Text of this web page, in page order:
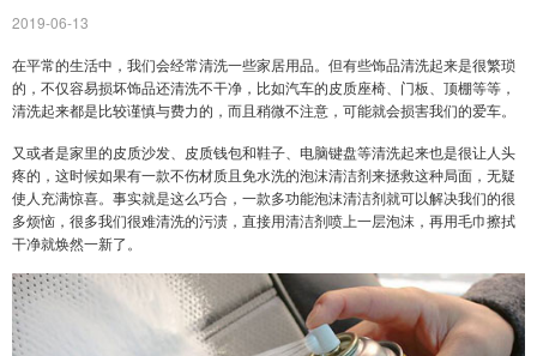
2019-06-13
在平常的生活中，我们会经常清洗一些家居用品。但有些饰品清洗起来是很繁琐
的，不仅容易损坏饰品还清洗不干净，比如汽车的皮质座椅、门板、顶棚等等，
清洗起来都是比较谨慎与费力的，而且稍微不注意，可能就会损害我们的爱车。
又或者是家里的皮质沙发、皮质钱包和鞋子、电脑键盘等清洗起来也是很让人头
疼的，这时候如果有一款不伤材质且免水洗的泡沫清洁剂来拯救这种局面，无疑
使人充满惊喜。事实就是这么巧合，一款多功能泡沫清洁剂就可以解决我们的很
多烦恼，很多我们很难清洗的污渍，直接用清洁剂喷上一层泡沫，再用毛巾擦拭
干净就焕然一新了。